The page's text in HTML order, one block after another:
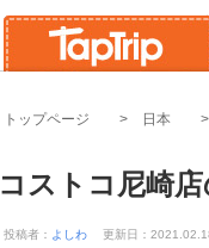
トップページ 日本
コストコ尼崎
投稿者： よしわ 更新日：